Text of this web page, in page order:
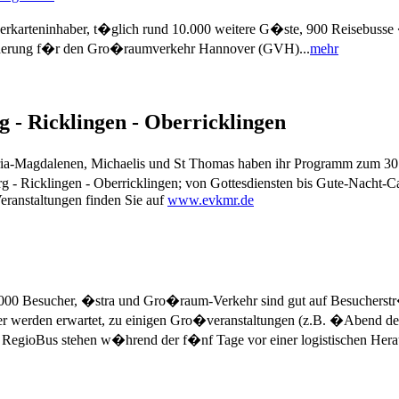
t�glich rund 10.000 weitere G�ste, 900
f�r den Gro�raumverkehr Hannover (GVH)...mehr
- Ricklingen - Oberricklingen
Magdalenen, Michaelis und St Thomas haben ihr Programm
- Ricklingen - Oberricklingen; von Gottesdiensten bis Gute-Nacht-
finden Sie aufwww.evkmr.de
Besucher, �stra und Gro�raum-Verkehr sind gut auf
werden erwartet, zu einigen Gro�veranstaltungen (z.B.
stehen w�hrend der f�nf Tage vor einer logistischen